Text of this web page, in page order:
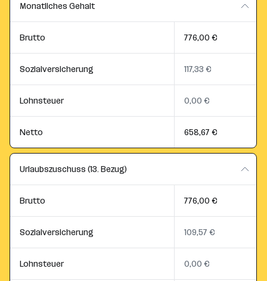
Monatliches Gehalt
Brutto 776,00 €
Sozialversicherung 117,33 €
Lohnsteuer 0,00 €
Netto 658,67 €
Urlaubszuschuss (13. Bezug)
Brutto 776,00 €
Sozialversicherung 109,57 €
Lohnsteuer 0,00 €